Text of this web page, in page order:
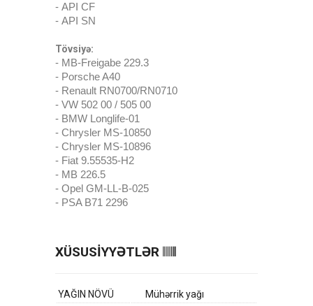
- API CF
- API SN
Tövsiyə:
- MB-Freigabe 229.3
- Porsche A40
- Renault RN0700/RN0710
- VW 502 00 / 505 00
- BMW Longlife-01
- Chrysler MS-10850
- Chrysler MS-10896
- Fiat 9.55535-H2
- MB 226.5
- Opel GM-LL-B-025
- PSA B71 2296
XÜSUSİYYƏTLƏR
YAĞIN NÖVÜ
Mühərrik yağı